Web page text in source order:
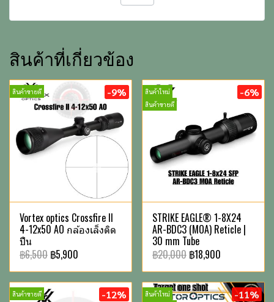
สินค้าที่เกี่ยวข้อง
สินค้าขายดี -9%
Vortex optics Crossfire II
4-12x50 AO กล้องเล็งติด
ปืน
฿6,500 ฿5,900
สินค้าใหม่
สินค้าขายดี
-6%
STRIKE EAGLE® 1-8X24
AR-BDC3 (MOA) Reticle |
30 mm Tube
฿20,000 ฿18,900
สินค้าขายดี -12%
สินค้าใหม่
-11%